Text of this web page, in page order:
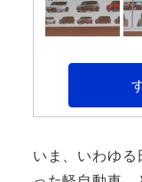
いま、いわゆ